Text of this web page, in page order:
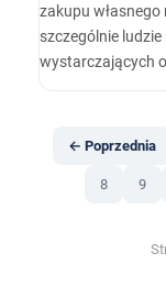
zakupu
szczególnie
wystarczających
← Poprzednia
8 9